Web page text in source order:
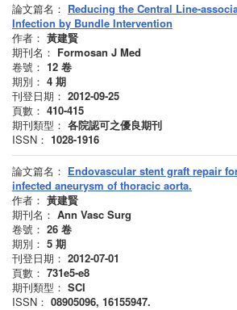
論文篇名： Reducing the Central Line-
Infection by Bundle Intervention
作者： 黃建賢
期刊名： Formosan J Med
卷號： 12 卷
期別： 4 期
刊登日期： 2012-09-25
頁數： 410-415
期刊類型： 各院認可之優良期刊
ISSN： 1028-1916
論文篇名： Endovascular stent graft repair
infected aneurysm of thoracic aorta.
作者： 黃建賢
期刊名： Ann Vasc Surg
卷號： 26 卷
期別： 5 期
刊登日期： 2012-07-01
頁數： 731e5-e8
期刊類型： SCI
ISSN： 08905096, 16155947.